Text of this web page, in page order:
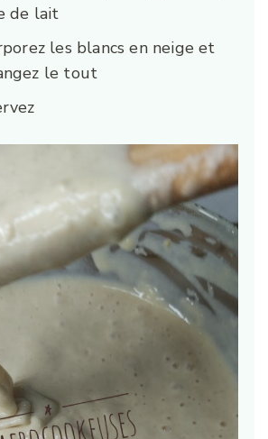
de lait
les blancs en neige et
le tout